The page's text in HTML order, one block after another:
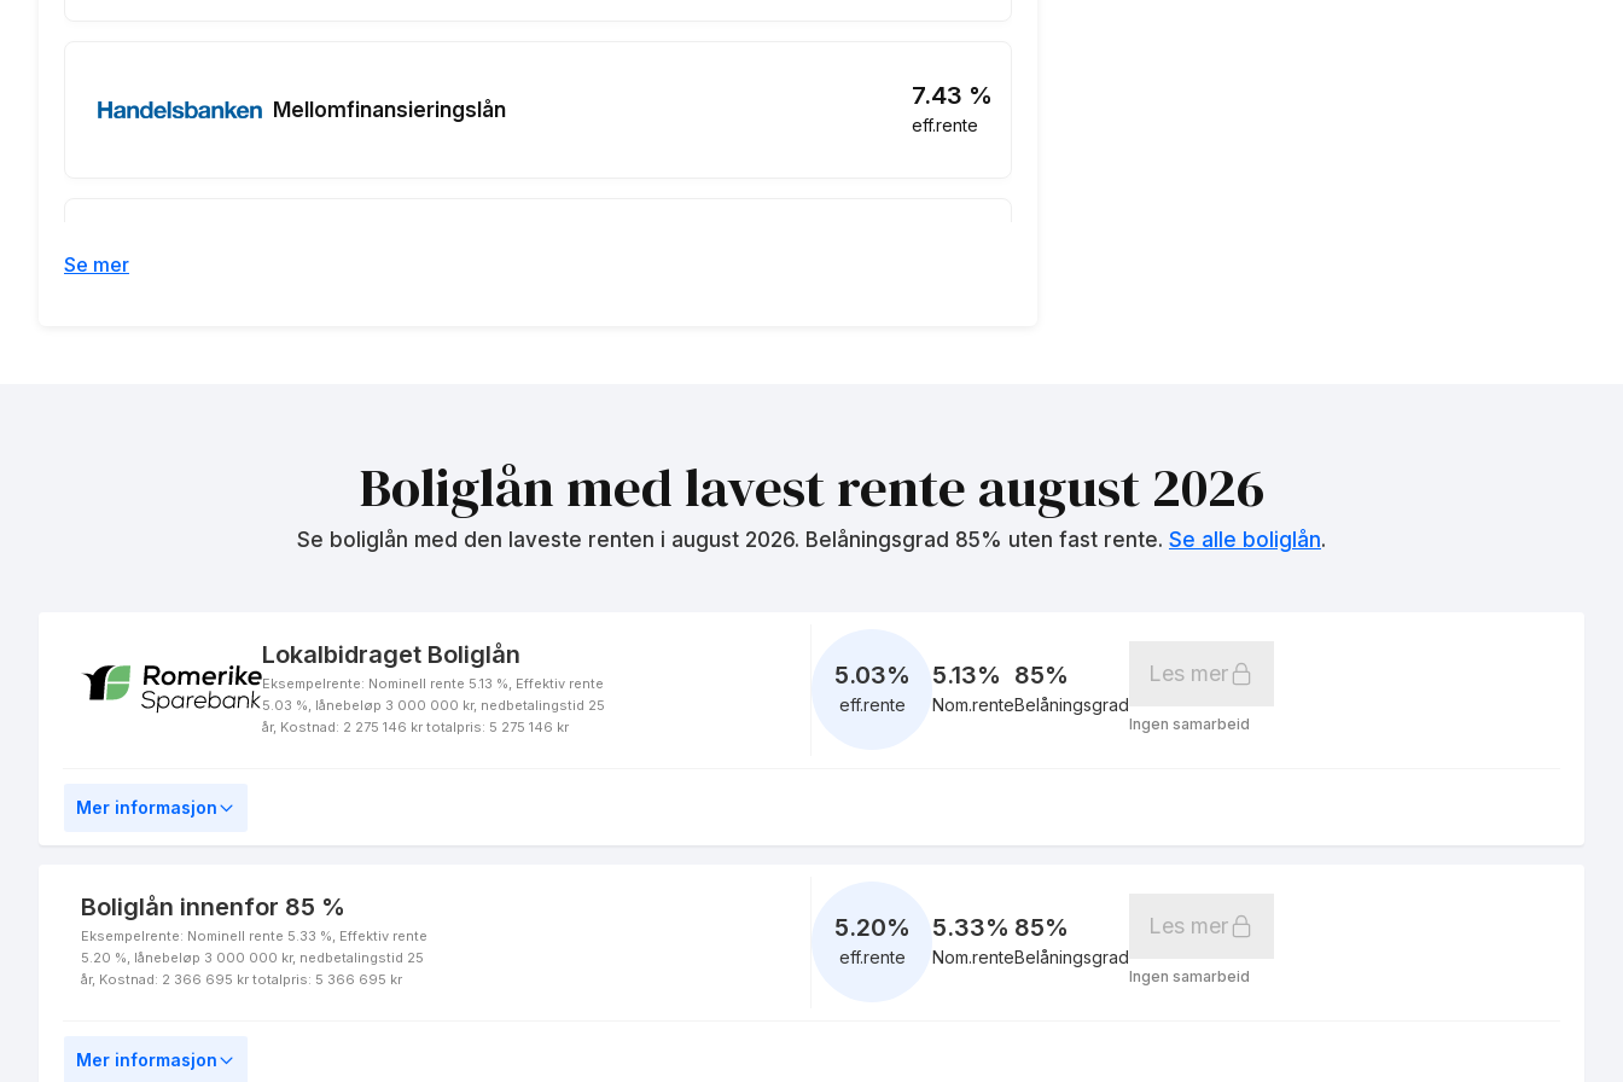
Mellomfinansieringslån
7.43 %
eff.rente
Juristforbundet
Fastrentelån 7 år
Se mer
Boliglån med lavest renteaugust 2026
Se boliglån med den laveste renten i august 2026. Belåningsgrad 85% uten fast rente. Se alle boliglån.
Lokalbidraget Boliglån
Eksempelrente: Nominell rente 5.13 %, Effektiv rente
5.03 %, lånebeløp 3 000 000 kr, nedbetalingstid 25
år, Kostnad: 2 275 146 kr totalpris: 5 275 146 kr
5.03%
eff.rente
5.13%
Nom.rente
85%
Belåningsgrad
Les mer
Ingen samarbeid
Mer informasjon
Boliglån innenfor 85 %
Eksempelrente: Nominell rente 5.33 %, Effektiv rente
5.20 %, lånebeløp 3 000 000 kr, nedbetalingstid 25
år, Kostnad: 2 366 695 kr totalpris: 5 366 695 kr
5.20%
eff.rente
5.33%
Nom.rente
85%
Belåningsgrad
Les mer
Ingen samarbeid
Mer informasjon